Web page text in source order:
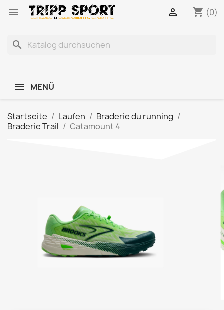
 shopping_cart (0)

search
MENÜ
Startseite Laufen
Braderie du running
Braderie Trail
Catamount 4